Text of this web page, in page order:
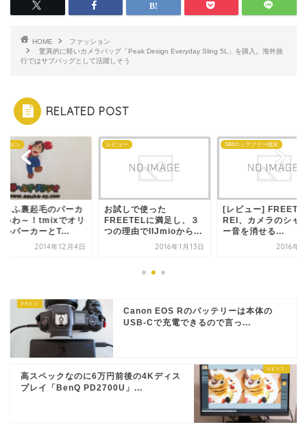
HOME
ファッション
驚異的に軽いカメラバッグ「Peak Design Everyday Sling 5L」を購入。海外旅
行ではサブバッグとして活躍しそう
RELATED POST
ション
もふ裏起毛のパーカ
いわ～！tmixでオリ
ルパーカーとT...
2014年12月4日
レビュー
お試しで使った
FREETELに満足し、３
つの理由でIIJmioから...
2016年1月13日
SIMロックフリー端末
[レビュー]
REI、カメラのシャ
ー音を消せる...
2016年6
Canon EOS Rのバッテリーは本体の
USB-Cで充電できるので言っ...
高スペックなのに6万円前後の4Kディス
プレイ「BenQ PD2700U」...